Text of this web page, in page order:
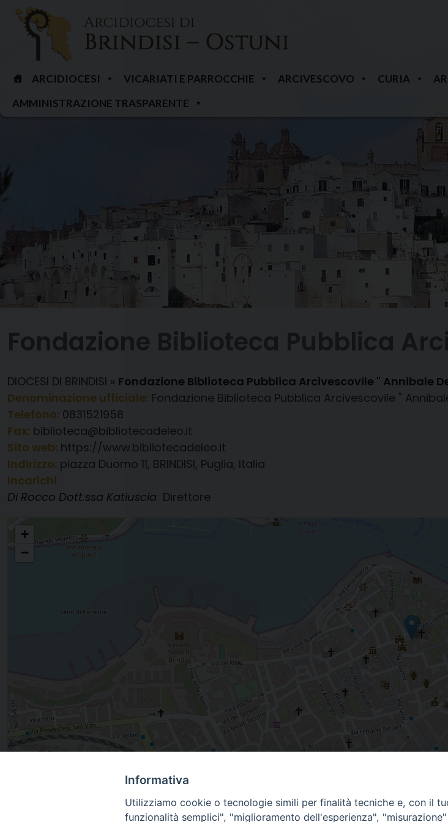
Skip
content
ARCIDIOCESI VICARIATI E PARROCCHIE ARCIVESCOVO CURIA
AMMINISTRAZIONE TRASPARENTE
Fondazione Biblioteca Pubblica
DIOCESI DI BRINDISI » Fondazione Biblioteca Pubblica Arcivescovile " Annibale
Denominazione ufficiale: Fondazione Biblioteca Pubblica Arcivescovile "
Telefono: 0831521958
Fax: biblioteca@bibliotecadeleo.it
Sito web: https://www.bibliotecadeleo.it
Indirizzo: piazza Duomo 11, BRINDISI, Puglia, Italia
Incarichi
Di Rocco Dott.ssa Katiuscia Direttore
+
−
piazza Duomo 11, BRINDISI, Puglia, Italia
Informativa
Utilizziamo cookie o tecnologie simili per finalità tecniche e, con il
funzionalità semplici", "miglioramento dell'esperienza",